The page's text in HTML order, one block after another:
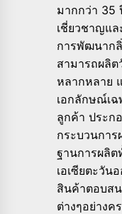
มากกว่า 35
เชี่ยวชาญแ
การพัฒนาก
สามารถผลิ
หลากหลาย
เอกลักษณ์เ
ลูกค้า ประก
กระบวนการ
ฐานการผลิต
เอเซียตะวัน
สินค้าตอบส
ต่างๆอย่างค